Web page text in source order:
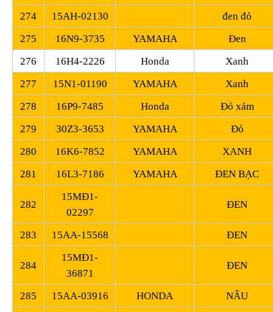
274
15AH-02130
đen đỏ
275
16N9-3735 YAMAHA
Đen
276
16H4-2226 Honda
Xanh
277
15N1-01190 YAMAHA
Xanh
278
16P9-7485 Honda
Đỏ xám
279
30Z3-3653 YAMAHA
Đỏ
280
16K6-7852 YAMAHA
XANH
281
16L3-7186 YAMAHA ĐEN BẠC
282
15MĐ1-
02297
ĐEN
283 15AA-15568 ĐEN
284
15MĐ1-
36871
ĐEN
285 15AA-03916 HONDA
NÂU